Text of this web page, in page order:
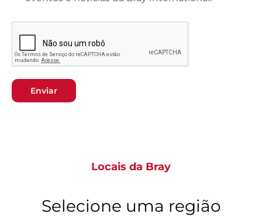
Enviar
Locais da Bray
Selecione uma região